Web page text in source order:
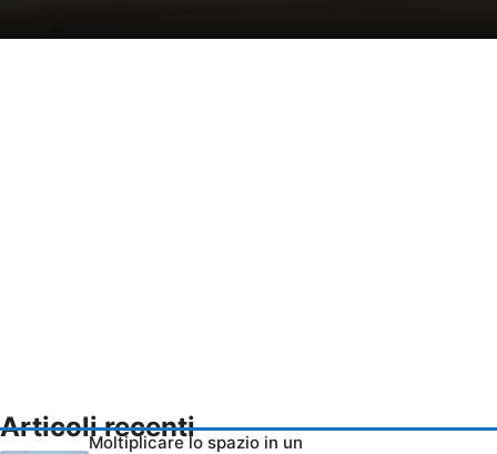
Articoli recenti
Moltiplicare lo spazio in un